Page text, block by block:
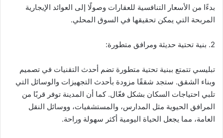
بدءًا من الأسعار التنافسية للعقارات وصولًا إلى العوائد الإيجارية
المربحة التي يمكن تحقيقها في السوق المحلي.
2. بنية تحتية حديثة ومرافق متطورة:
تبليسي تتمتع ببنية تحتية متطورة تضم أحدث التقنيات في تصميم
وبناء الشقق. ستجد شققًا مزودة بأحدث التجهيزات والوسائل التي
تلبي احتياجات السكان بشكل فعّال. كما أن المدينة توفر قربًا من
المرافق الحيوية مثل المدارس، والمستشفيات، ووسائل النقل
العامة، مما يجعل الحياة اليومية أكثر سهولة وراحة.